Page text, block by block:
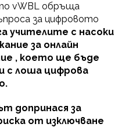
vWBL обръща
за цифровото
учителите с насоки
за онлайн
, което ще бъде
с лоша цифрова
допринася за
от изключване